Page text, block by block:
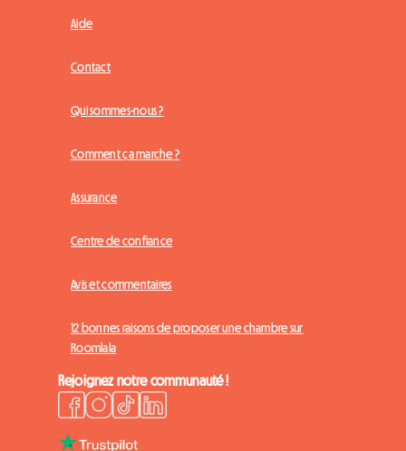
Aide
Contact
Qui sommes-nous ?
Comment ça marche ?
Assurance
Centre de confiance
Avis et commentaires
12 bonnes raisons de proposer une chambre sur
Roomlala
Rejoignez notre communauté !